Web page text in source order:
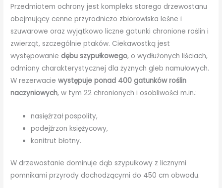
Przedmiotem ochrony jest kompleks starego drzewostanu
obejmujący cenne przyrodniczo zbiorowiska leśne i
szuwarowe oraz wyjątkowo liczne gatunki chronione roślin i
zwierząt, szczególnie ptaków. Ciekawostką jest
występowaniedębu szypułkowego, o wydłużonych liściach,
odmiany charakterystycznej dla żyznych gleb namułowych.
W rezerwaciewystępuje ponad 400 gatunków roślin
naczyniowych, w tym 22 chronionych i osobliwości m.in.:
nasięźrzał pospolity,
podejźrzon księżycowy,
konitrut błotny.
W drzewostanie dominuje dąb szypułkowy z licznymi
pomnikami przyrody dochodzącymi do 450 cm obwodu.